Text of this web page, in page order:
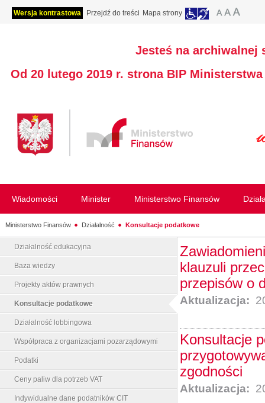
Wersja kontrastowa Przejdź do treści Mapa strony
Jesteś na archiwalnej
Od 20 lutego 2019 r. strona BIP
Wiadomości Minister Ministerstwo Finansów
Ministerstwo Finansów Działalność Konsultacje podatkowe
Działalność edukacyjna
Baza wiedzy
Projekty aktów prawnych
Konsultacje podatkowe
Działalność lobbingowa
Współpraca z organizacjami pozarządowymi
Podatki
Ceny paliw dla potrzeb VAT
Indywidualne dane podatników CIT
klauzuli
przepisów o
Aktualizacja:
Konsultacje
zgodności
Aktualizacja: